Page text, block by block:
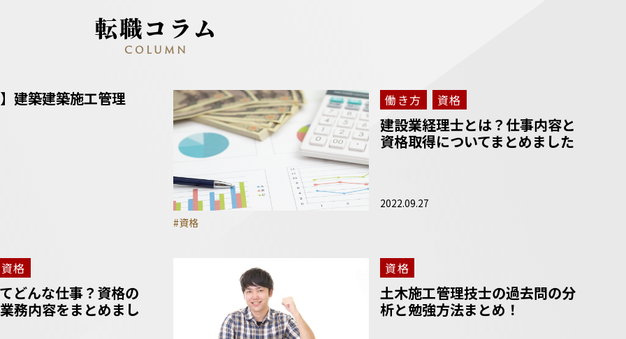
転職コラム
COLUMN
建築建築施工管理 働き方 資格
建設業経理士とは？仕事内容と
資格取得についてまとめました
2022.09.27
#資格
資格
どんな仕事？資格の
務内容をまとめまし
資格
土木施工管理技士の過去問の分
析と勉強方法まとめ！